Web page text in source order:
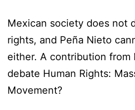
Mexican society does not
rights, and Peña Nieto
either. A contribution from
debate Human Rights:
Movement?